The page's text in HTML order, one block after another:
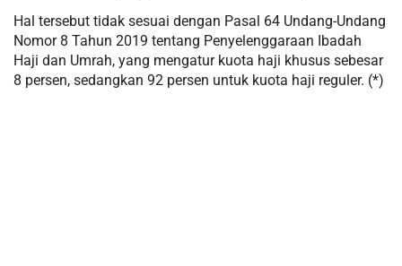
Hal tersebut tidak sesuai dengan Pasal 64 Undang-Undang
Nomor 8 Tahun 2019 tentang Penyelenggaraan Ibadah
Haji dan Umrah, yang mengatur kuota haji khusus sebesar
8 persen, sedangkan 92 persen untuk kuota haji reguler. (*)